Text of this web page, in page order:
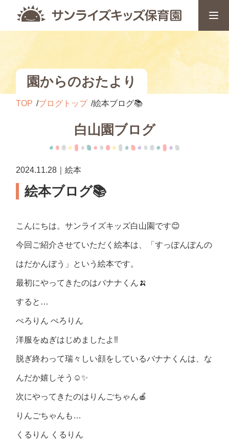
園からのおたより
TOP ブログトップ 絵本ブログ📚
白山園ブログ
2024.11.28｜絵本
絵本ブログ📚
こんにちは。サンライズキッズ白山園です😊
今回ご紹介させていただく絵本は、「すっぽんぽんの
はだかんぼう」という絵本です。
最初にやってきたのはバナナくん🍌
すると…
ぺろりん ぺろりん
洋服をぬぎはじめましたよ‼︎
脱ぎ終わって瑞々しい顔をしているバナナくんは、な
んだか嬉しそう☺️✨
次にやってきたのはりんごちゃん🍎
りんごちゃんも…
くるりん くるりん